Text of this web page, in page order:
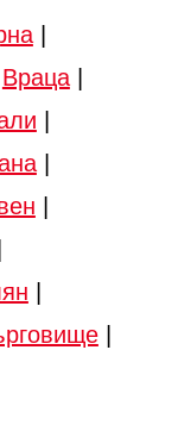
|
Враца|
|
|